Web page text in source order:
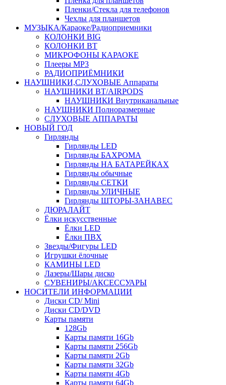
Пленки/Стекла для телефонов
Чехлы для планшетов
МУЗЫКА/Караоке/Радиоприемники
КОЛОНКИ BIG
КОЛОНКИ BT
МИКРОФОНЫ КАРАОКЕ
Плееры MP3
РАДИОПРИЁМНИКИ
НАУШНИКИ,СЛУХОВЫЕ Аппараты
НАУШНИКИ BT/AIRPODS
НАУШНИКИ Внутриканальные
НАУШНИКИ Полноразмерные
СЛУХОВЫЕ АППАРАТЫ
НОВЫЙ ГОД
Гирлянды
Гирлянды LED
Гирлянды БАХРОМА
Гирлянды НА БАТАРЕЙКАХ
Гирлянды обычные
Гирлянды СЕТКИ
Гирлянды УЛИЧНЫЕ
Гирлянды ШТОРЫ-ЗАНАВЕС
ДЮРАЛАЙТ
Ёлки искусственные
Ёлки LED
Ёлки ПВХ
Звезды/Фигуры LED
Игрушки ёлочные
КАМИНЫ LED
Лазеры/Шары диско
СУВЕНИРЫ/АКСЕССУАРЫ
НОСИТЕЛИ ИНФОРМАЦИИ
Диски CD/ Mini
Диски CD/DVD
Карты памяти
128Gb
Карты памяти 16Gb
Карты памяти 256Gb
Карты памяти 2Gb
Карты памяти 32Gb
Карты памяти 4Gb
Карты памяти 64Gb